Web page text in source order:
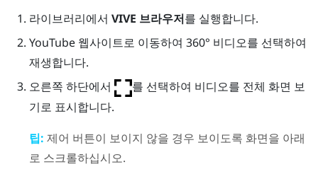
라이브러리에서 VIVE 브라우저를 실행합니다.
YouTube웹사이트로 이동하여 360° 비디오를 선택하여
재생합니다.
오른쪽 하단에서
를 선택하여 비디오를 전체 화면 보
기로 표시합니다.
팁: 제어 버튼이 보이지 않을 경우 보이도록 화면을 아래
로 스크롤하십시오.